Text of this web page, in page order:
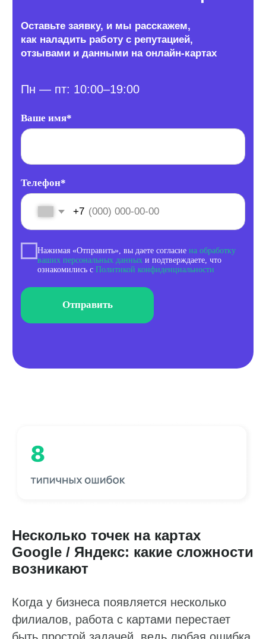
Несколько точек на картах
Google / Яндекс: какие сложности
возникают
Когда у бизнеса появляется несколько
филиалов, работа с картами перестает